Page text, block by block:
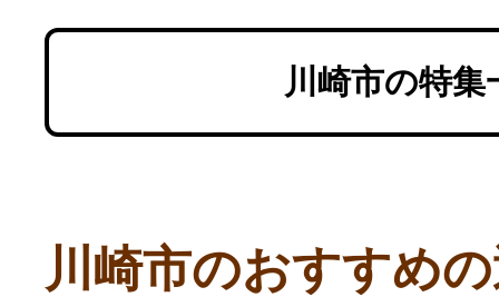
川崎市の特集
川崎市のおすすめ